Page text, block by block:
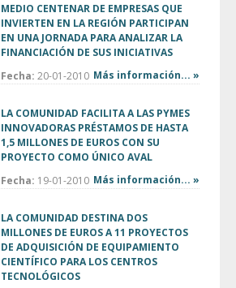
MEDIO CENTENAR DE EMPRESAS QUE
INVIERTEN EN LA REGIÓN PARTICIPAN
EN UNA JORNADA PARA ANALIZAR LA
FINANCIACIÓN DE SUS INICIATIVAS
Fecha: 20-01-2010 Más información... »
LA COMUNIDAD FACILITA A LAS PYMES
INNOVADORAS PRÉSTAMOS DE HASTA
1,5 MILLONES DE EUROS CON SU
PROYECTO COMO ÚNICO AVAL
Fecha: 19-01-2010 Más información... »
LA COMUNIDAD DESTINA DOS
MILLONES DE EUROS A 11 PROYECTOS
DE ADQUISICIÓN DE EQUIPAMIENTO
CIENTÍFICO PARA LOS CENTROS
TECNOLÓGICOS